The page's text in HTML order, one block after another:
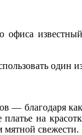
офиса
один
— благодаря
на
мятной свежести.